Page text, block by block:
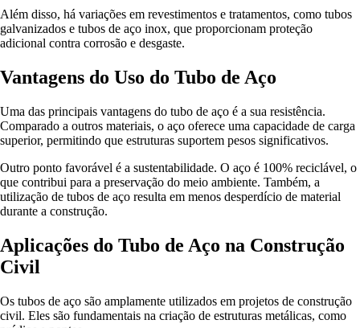
Além disso, há variações em revestimentos e tratamentos, como tubos
galvanizados e tubos de aço inox, que proporcionam proteção
adicional contra corrosão e desgaste.
Vantagens do Uso do Tubo de Aço
Uma das principais vantagens do tubo de aço é a sua resistência.
Comparado a outros materiais, o aço oferece uma capacidade de carga
superior, permitindo que estruturas suportem pesos significativos.
Outro ponto favorável é a sustentabilidade. O aço é 100% reciclável, o
que contribui para a preservação do meio ambiente. Também, a
utilização de tubos de aço resulta em menos desperdício de material
durante a construção.
Aplicações do Tubo de Aço na Construção
Civil
Os tubos de aço são amplamente utilizados em projetos de construção
civil. Eles são fundamentais na criação de estruturas metálicas, como